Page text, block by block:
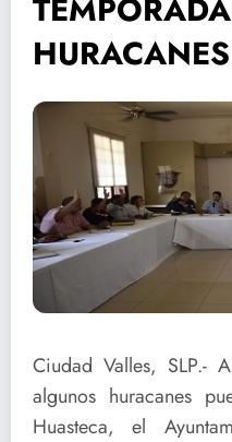
Ciudad Valles, SLP.-
algunos huracanes
Huasteca, el